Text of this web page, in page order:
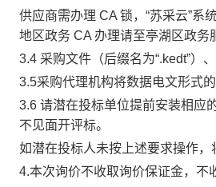
供应商需办理 CA 锁，“苏采云”系
地区政务 CA 办理请至亭湖区政务
3.4 采购文件（后缀名为“.kedt”）
3.5采购代理机构将数据电文形式
3.6 请潜在投标单位提前安装相应
不见面开评标。
如潜在投标人未按上述要求操作
4.本次询价不收取询价保证金，不